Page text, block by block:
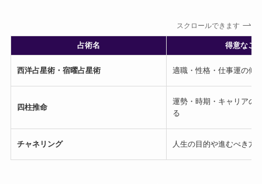
スクロールできます
占術名 得意なこ
西洋占星術・宿曜占星術 適職・性格・仕事運の傾
四柱推命
運勢・時期・キャリアの
る
チャネリング 人生の目的や進むべき方